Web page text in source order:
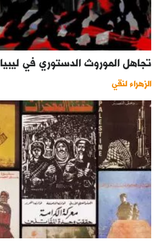
تجاهل الموروث الدستوري في ليبيا
الزهراء لنقي